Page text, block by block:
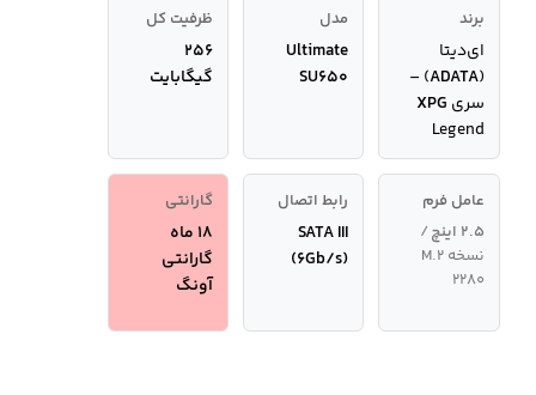
برند
ای‌دیتا
(
ADATA
) –
سری XPG
Legend
مدل
Ultimate
SU650
ظرفیت کل
256
گیگابایت
عامل فرم
۲.۵ اینچ
/
نسخه M.2
2280
رابط اتصال
SATA III
(6Gb/s)
گارانتی
18 ماه
گارانتی
آونگ